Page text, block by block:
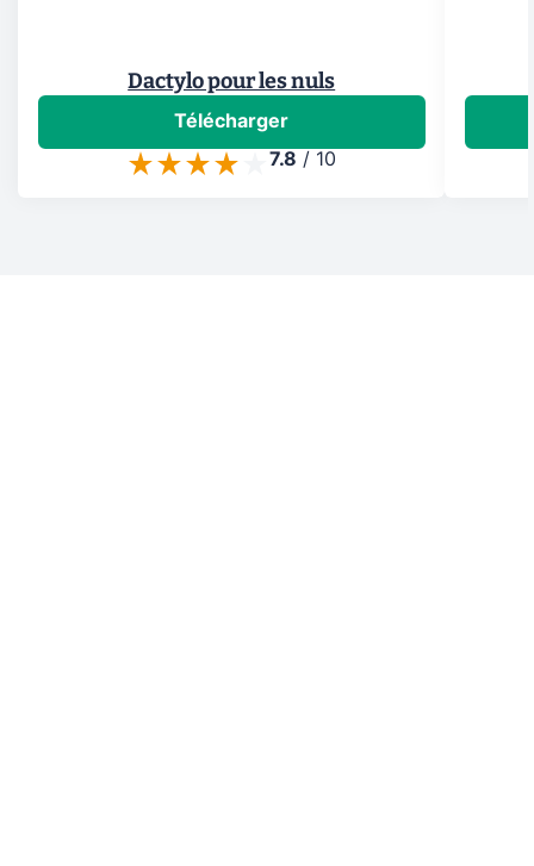
Dactylo pour les nuls
Télécharger
7.8 / 10